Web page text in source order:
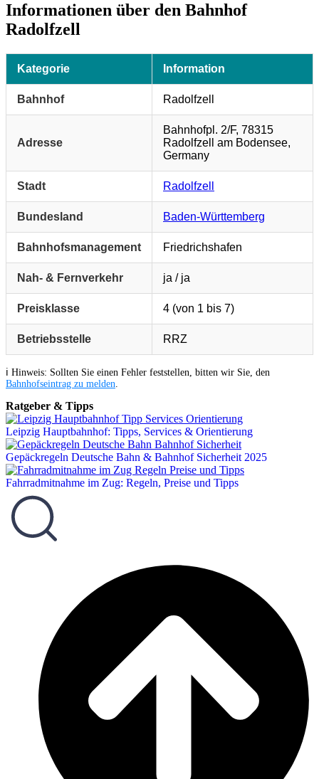
Informationen über den Bahnhof
Radolfzell
Kategorie Information
Bahnhof Radolfzell
Adresse
Bahnhofpl. 2/F, 78315
Radolfzell am Bodensee,
Germany
Stadt Radolfzell
Bundesland Baden-Württemberg
Bahnhofsmanagement Friedrichshafen
Nah- & Fernverkehr ja / ja
Preisklasse 4 (von 1 bis 7)
Betriebsstelle RRZ
ℹ️ Hinweis: Sollten Sie einen Fehler feststellen, bitten wir Sie, den
Bahnhofseintrag zu melden
Ratgeber & Tipps
Leipzig Hauptbahnhof: Tipps, Services & Orientierung
Gepäckregeln Deutsche Bahn & Bahnhof Sicherheit 2025
Fahrradmitnahme im Zug: Regeln, Preise und Tipps